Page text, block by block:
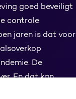
goed beveiligt
controle
jaren is dat voor
De
En dat kan
je Microsoft